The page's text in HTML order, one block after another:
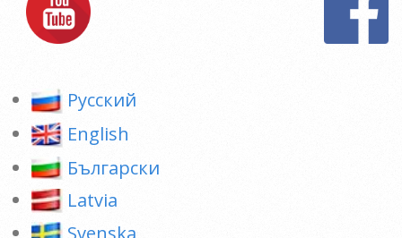
Pусский
English
Български
Latvia
Svenska